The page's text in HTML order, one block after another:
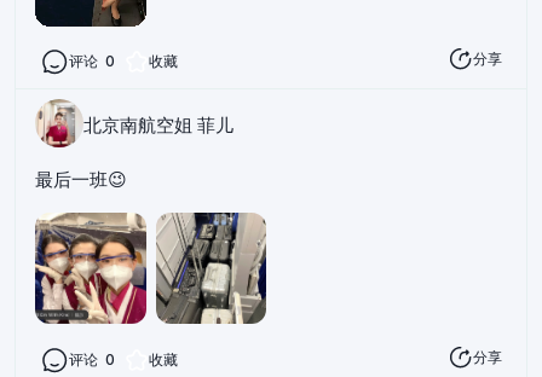
评论 0 收藏 分享
北京南航空姐 菲儿
最后一班😉
评论 0 收藏 分享